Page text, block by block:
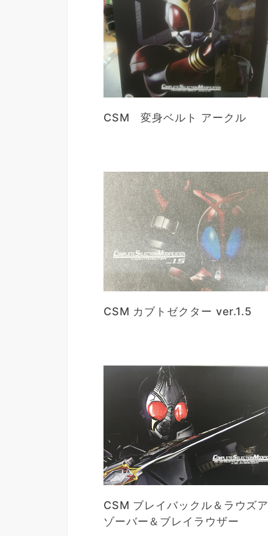
CSM 変身ベルト アークル
CSM カブトゼクター ver.1.5
CSM ブレイバックル＆ラウズ
ゾーバー＆ブレイラウザー